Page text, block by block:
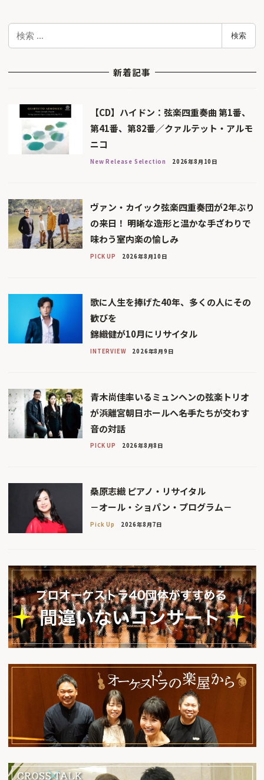
検索
新着記事
【CD】ハイドン：弦楽四重奏曲 第1番、
第41番、第82番／クァルテット・アルモ
ニコ
New Release Selection 2026年8月10日
ヴァン・カイック弦楽四重奏団が2年ぶり
の来日！ 明晰な造形と温かな手ざわりで
味わう室内楽の愉しみ
PICK UP 2026年8月10日
歌に人生を捧げた40年、多くの人にその
歓びを
錦織健が10月にリサイタル
INTERVIEW 2026年8月9日
青木尚佳率いるミュンヘンの弦楽トリオ
が浜離宮朝日ホールへ――名手たちが交わす
音の対話
PICK UP 2026年8月8日
桑原志織 ピアノ・リサイタル
－オール・ショパン・プログラム－
Pick Up 2026年8月7日